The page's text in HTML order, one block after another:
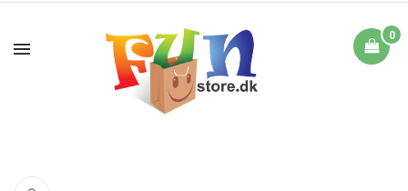
0